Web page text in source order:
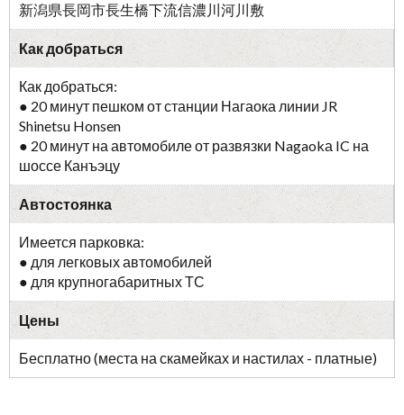
新潟県長岡市長生橋下流信濃川河川敷
Как добраться
Как добраться:
● 20 минут пешком от станции Нагаока линии JR
Shinetsu Honsen
● 20 минут на автомобиле от развязки Nagaokа IC на
шоссе Канъэцу
Автостоянка
Имеется парковка:
● для легковых автомобилей
● для крупногабаритных ТС
Цены
Бесплатно (места на скамейках и настилах - платные)